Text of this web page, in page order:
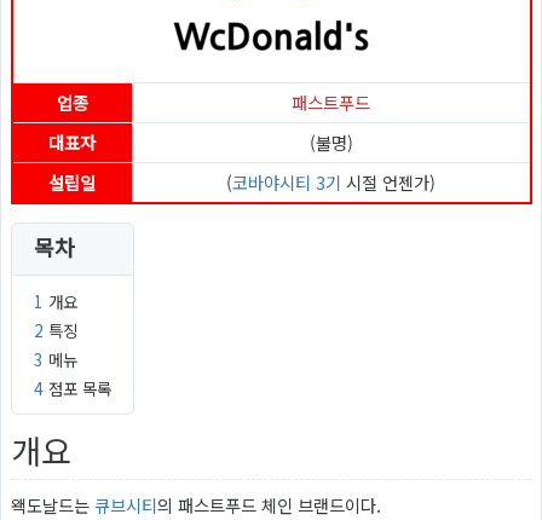
업종
패스트푸드
대표자
(불명)
설립일
(코바야시티 3기 시절 언젠가)
목차
1 개요
2 특징
3 메뉴
4 점포 목록
개요
왝도날드는큐브시티의 패스트푸드 체인 브랜드이다.